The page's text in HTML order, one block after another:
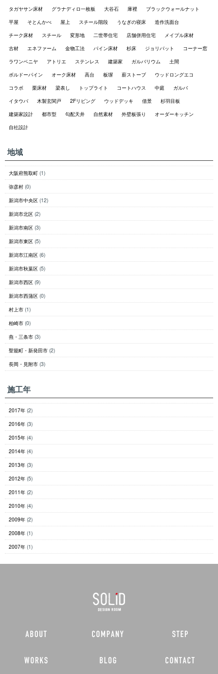
タガヤサン床材
グラナディロ一枚板 大谷石 庫裡
ブラックウォールナット
平屋
そとんかべ 屋上 スチール階段 うなぎの寝床
造作洗面台
チーク床材
スチール 変形地 二世帯住宅 店舗併用住宅
メイプル床材
古材
エネファーム 金物工法 パイン床材 杉床 ジョリパット
コーナー窓
ラワンベニヤ
アトリエ ステンレス 建築家 ガルバリウム
土間
ボルドーパイン
オーク床材 高台 板塀 薪ストーブ
ウッドロングエコ
コラボ
栗床材 梁表し トップライト コートハウス 中庭
ガルバ
イタウバ
木製玄関戸 2Fリビング ウッドデッキ 借景
杉羽目板
建築家設計
都市型 勾配天井 自然素材 外壁板張り
オーダーキッチン
自社設計
地域
大阪府熊取町 (1)
弥彦村 (0)
新潟市中央区 (12)
新潟市北区 (2)
新潟市南区 (3)
新潟市東区 (5)
新潟市江南区 (6)
新潟市秋葉区 (5)
新潟市西区 (9)
新潟市西蒲区 (0)
村上市 (1)
柏崎市 (0)
燕・三条市 (3)
聖籠町・新発田市 (2)
長岡・見附市 (3)
施工年
2017年 (2)
2016年 (3)
2015年 (4)
2014年 (4)
2013年 (3)
2012年 (5)
2011年 (2)
2010年 (4)
2009年 (2)
2008年 (1)
2007年 (1)